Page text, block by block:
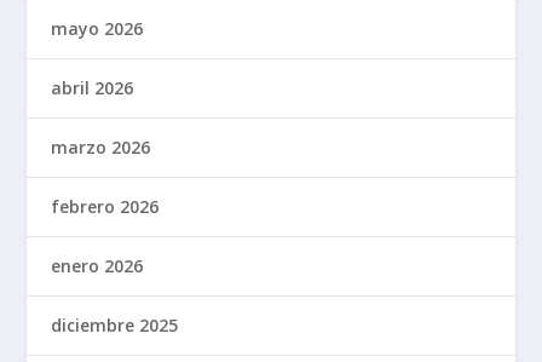
mayo 2026
abril 2026
marzo 2026
febrero 2026
enero 2026
diciembre 2025